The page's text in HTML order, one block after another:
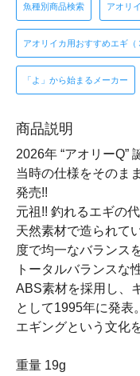
魚種別商品検索 アオリ
アオリイカ用おすすめエギ
「よ」から始まるメーカー
商品説明
2026年 “アオリーQ”
当時の仕様をそのま
発売!!
元祖!! 釣れるエギの代
天然素材で造られて
度で均一なバランス
トータルバランスな
ABS素材を採用し、
として1995年に発表。
エギングという文化
重量 19g